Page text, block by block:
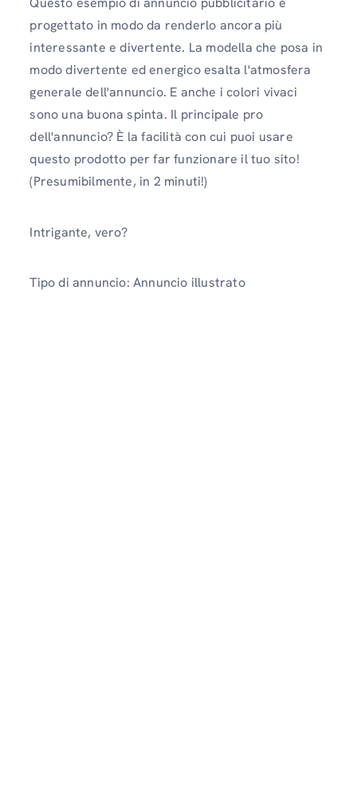
progettato in modo da renderlo ancora più
interessante e divertente. La modella che posa in
modo divertente ed energico esalta l'atmosfera
generale dell'annuncio. E anche i colori vivaci
sono una buona spinta. Il principale pro
dell'annuncio? È la facilità con cui puoi usare
questo prodotto per far funzionare il tuo sito!
(Presumibilmente, in 2 minuti!)
Intrigante, vero?
Tipo di annuncio: Annuncio illustrato